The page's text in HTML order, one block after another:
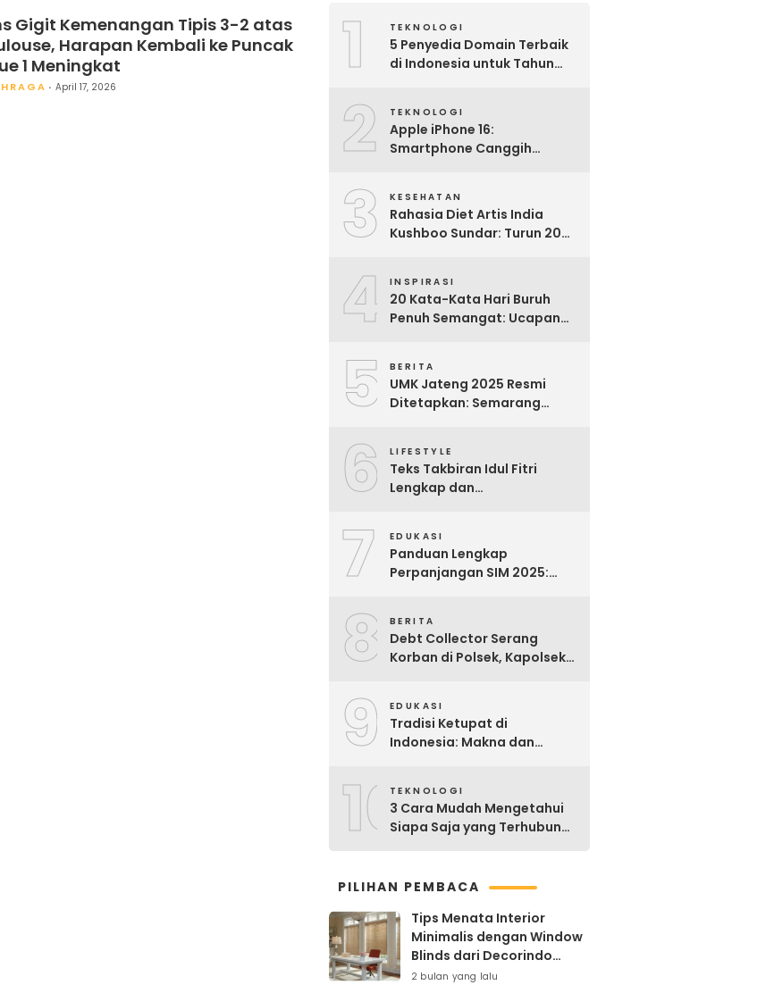
Gigit Kemenangan Tipis 3-2 atas
Harapan Kembali ke Puncak
1 Meningkat
April 17, 2026 1 TEKNOLOGI
5 Penyedia Domain Terbaik
di Indonesia untuk Tahun
2 TEKNOLOGI
Apple iPhone 16:
Smartphone Canggih
3 KESEHATAN
Rahasia Diet Artis India
Kushboo Sundar: Turun 20
4 INSPIRASI
20 Kata-Kata Hari Buruh
Penuh Semangat: Ucapan
5 BERITA
UMK Jateng 2025 Resmi
Ditetapkan: Semarang
6 LIFESTYLE
Teks Takbiran Idul Fitri
Lengkap dan
7 EDUKASI
Panduan Lengkap
Perpanjangan SIM 2025:
8 BERITA
Debt Collector Serang
Korban di Polsek, Kapolsek
9 EDUKASI
Tradisi Ketupat di
Indonesia: Makna dan
10TEKNOLOGI
3 Cara Mudah Mengetahui
Siapa Saja yang Terhubung
PILIHAN PEMBACA
Tips Menata Interior
Minimalis dengan Window
Blinds dari Decorindo
Perkasa
2 bulan yang lalu